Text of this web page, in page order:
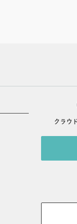
クラウ